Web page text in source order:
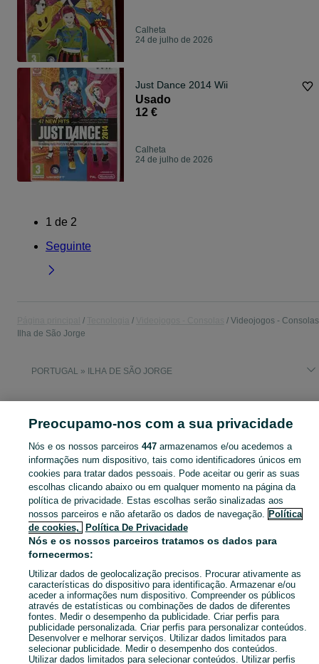
Calheta
24 de julho de 2026
Just Dance 2014 Wii
Usado
12 €
Calheta
24 de julho de 2026
1 de 2
Seguinte
Videojogos -
Ilha de São Jorge
PORTUGAL » ILHA DE SÃO JORGE
CATEGORIA
Navegue pelos últimos anúncios de Videojogos - Consolas em Ilha de São Jorge no OLX Portugal. Compre e venda produtos locais com facilidade e segurança. Mostrar
Mapa do site
Mapa das freguesias
Mapa de mini-sites
Pesquisas populares
Preocupamo-nos com a sua privacidade
Nós e os nossos parceiros 447armazenamos e/ou acedemos a
informações num dispositivo, tais como identificadores únicos em
cookies para tratar dados pessoais. Pode aceitar ou gerir as suas
escolhas clicando abaixo ou em qualquer momento na página da
política de privacidade. Estas escolhas serão sinalizadas aos
nossos parceiros e não afetarão os dados de navegação. Política
de cookies,
Política De Privacidade
Nós e os nossos parceiros tratamos os dados para
fornecermos:
Utilizar dados de geolocalização precisos. Procurar ativamente as
características do dispositivo para identificação. Armazenar e/ou
aceder a informações num dispositivo. Compreender os públicos
através de estatísticas ou combinações de dados de diferentes
fontes. Medir o desempenho da publicidade. Criar perfis para
publicidade personalizada. Criar perfis para personalizar conteúdos.
Desenvolver e melhorar serviços. Utilizar dados limitados para
selecionar publicidade. Medir o desempenho dos conteúdos.
Utilizar dados limitados para selecionar conteúdos. Utilizar perfis